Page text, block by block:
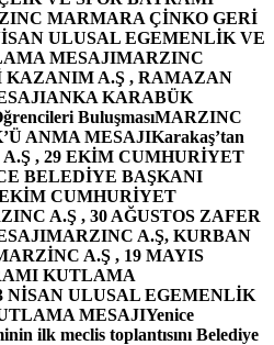
MARMARA ÇİNKO GERİ
ULUSAL EGEMENLİK VE
MESAJIMARZINC
A.Ş , RAMAZAN
ANKA KARABÜK
BuluşmasıMARZINC
ANMA MESAJIKarakaş’tan
, 29 EKİM CUMHURİYET
BELEDİYE BAŞKANI
CUMHURİYET
A.Ş , 30 AĞUSTOS ZAFER
MARZINC A.Ş, KURBAN
A.Ş , 19 MAYIS
KUTLAMA
NİSAN ULUSAL EGEMENLİK
MESAJIYenice
ilk meclis toplantısını Belediye